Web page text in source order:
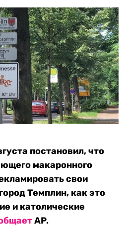
постановил, что
макаронного
свои
Темплин, как это
и католические
AP.